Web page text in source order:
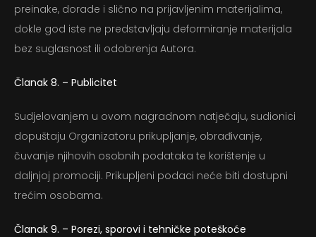
preinake, dorade i slično na prijavljenim materijalima,
dokle god iste ne predstavljaju deformiranje materijala
bez suglasnost ili odobrenja Autora.
Članak 8. – Publicitet
Sudjelovanjem u ovom nagradnom natječaju, sudionici
dopuštaju Organizatoru prikupljanje, obrađivanje,
čuvanje njihovih osobnih podataka te korištenje u
daljnjoj promociji. Prikupljeni podaci neće biti dostupni
trećim osobama.
Članak 9. – Porezi, sporovi i tehničke poteškoće